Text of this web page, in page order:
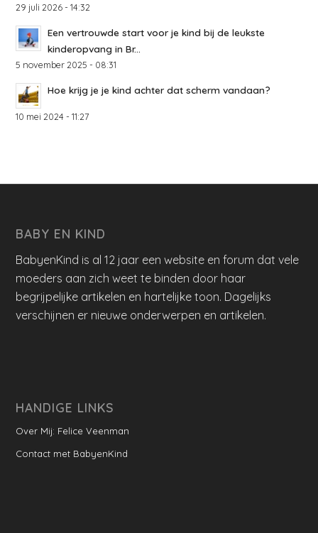
29 juli 2026 - 14:32
Een vertrouwde start voor je kind bij de leukste
kinderopvang in Br...
5 november 2025 - 08:31
Hoe krijg je je kind achter dat scherm vandaan?
10 mei 2024 - 11:27
BABY EN KIND
BabyenKind is al 12 jaar een website en forum dat vele
moeders aan zich weet te binden door haar
begrijpelijke artikelen en hartelijke toon. Dagelijks
verschijnen er nieuwe onderwerpen en artikelen.
HANDIGE LINKS
Over Mij: Felice Veenman
Contact met BabyenKind